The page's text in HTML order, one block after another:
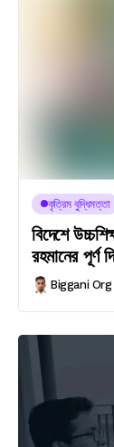
কৃত্রিম বুদ্ধিমত্তা
বিদেশে
রহমানের পূর্ণ
Biggani Org